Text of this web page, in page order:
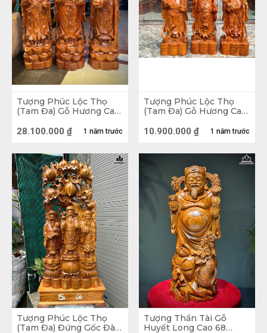
Tượng gỗ Phúc Lộc Thọ gỗ Hương
Tượng Phúc Lộc Thọ
(Tam Đa) Gỗ Hương Cao
1 năm trước
28.100.000 ₫
Tượng Phúc Lộc Thọ
(Tam Đa) Gỗ Hương Cao
1 năm trước
10.900.000 ₫
Tượng Phúc Lộc Thọ
(Tam Đa) Đứng Gốc Đào
Tượng Thần Tài Gỗ
Huyết Long Cao 68